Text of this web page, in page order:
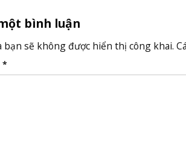
bình luận
bạn sẽ không được hiển thị công khai.
*